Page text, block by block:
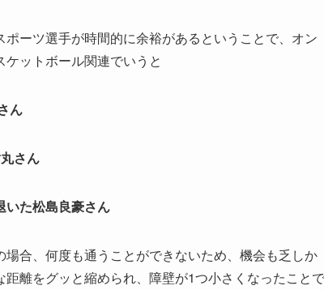
ーツ選手が時間的に余裕があるということで、オン
ケットボール関連でいうと
ん
さん
いた松島良豪さん
合、何度も通うことができないため、機会も乏しか
距離をグッと縮められ、障壁が1つ小さくなったことで